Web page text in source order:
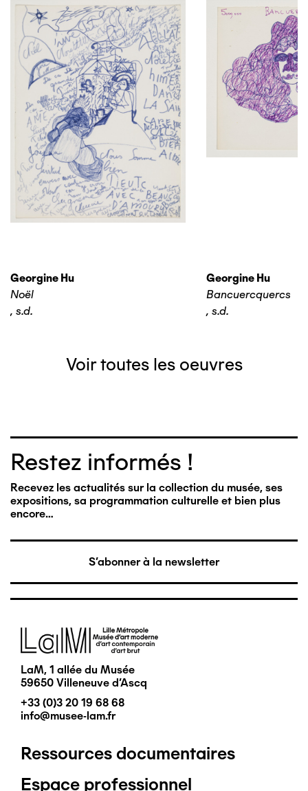
Georgine Hu
Noël
, s.d.
Georgine Hu
Bancuercquercs
, s.d.
Voir toutes les oeuvres
Restez informés !
Recevez les actualités sur la collection du musée, ses
expositions, sa programmation culturelle et bien plus
encore…
S'abonner à la newsletter
Image
LaM, 1 allée du Musée
59650 Villeneuve d'Ascq
+33 (0)3 20 19 68 68
info@musee-lam.fr
Pied
Ressources documentaires
Espace professionnel